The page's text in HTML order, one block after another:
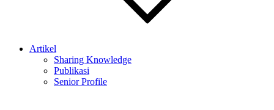
Artikel
Sharing Knowledge
Publikasi
Senior Profile